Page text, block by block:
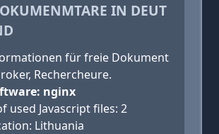
IN DEUT
für freie Dokument
Rechercheure.
nginx
used Javascript files: 2
Lithuania